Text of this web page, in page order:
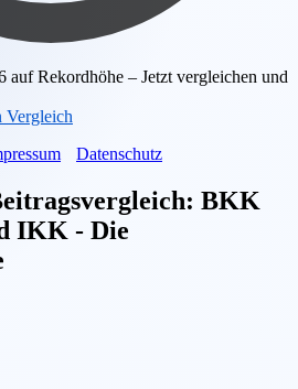
auf Rekordhöhe – Jetzt vergleichen und
Vergleich
Datenschutz
BKK
IKK - Die